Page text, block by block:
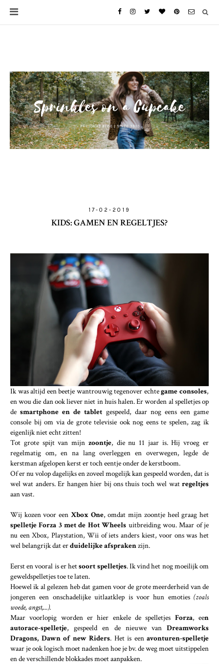
17-02-2019
KIDS: GAMEN EN REGELTJES?
Ik was altijd een beetje wantrouwig tegenover echtegame consoles,
en wou die dan ook liever niet in huis halen. Er worden al spelletjes op
desmartphone en de tablet gespeeld, daar nog eens een game
console bij om via de grote televisie ook nog eens te spelen, zag ik
eigenlijk niet echt zitten!
Tot grote spijt van mijn zoontje, die nu 11 jaar is. Hij vroeg er
regelmatig om, en na lang overleggen en overwegen, legde de
kerstman afgelopen kerst er toch eentje onder de kerstboom.
Of er nu volop dagelijks en zoveel mogelijk kan gespeeld worden, dat is
wel wat anders. Er hangen hier bij ons thuis toch wel wat regeltjes
aan vast.
Wij kozen voor een Xbox One, omdat mijn zoontje heel graag het
spelletje Forza 3 met de Hot Wheels uitbreiding wou. Maar of je
nu een Xbox, Playstation, Wii of iets anders kiest, voor ons was het
wel belangrijk dat erduidelijke afsprakenzijn.
Eerst en vooral is er hetsoort spelletjes. Ik vind het nog moeilijk om
geweldspelletjes toe te laten.
Hoewel ik al gelezen heb dat gamen voor de grote meerderheid van de
jongeren een onschadelijke uitlaatklep is voor hun emoties(zoals
woede, angst,...).
Maar voorlopig worden er hier enkele de spelletjes Forza, een
autorace-spelletje, gespeeld en de nieuwe van Dreamworks
Dragons, Dawn of new Riders. Het is een avonturen-spelletje
waar je ook logisch moet nadenken hoe je bv. de weg moet uitstippelen
en de verschillende blokkades moet aanpakken.